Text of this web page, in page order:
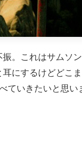
。これはサムソ
にするけどどこ
ていきたいと思い